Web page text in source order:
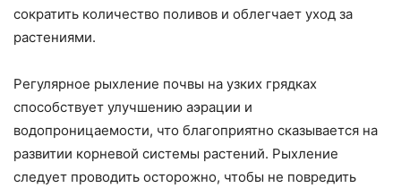
сократить количество поливов и облегчает уход за
растениями.
Регулярное рыхление почвы на узких грядках
способствует улучшению аэрации и
водопроницаемости, что благоприятно сказывается на
развитии корневой системы растений. Рыхление
следует проводить осторожно, чтобы не повредить